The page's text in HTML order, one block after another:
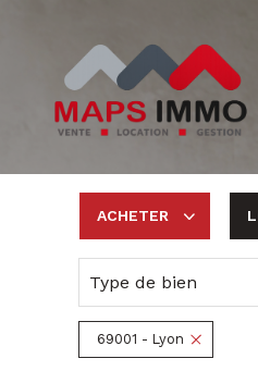
ACHETER
De l'ancien
Type de bien
69001 - Lyon